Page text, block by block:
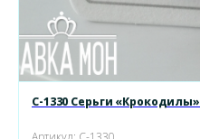
С-1330 Серьги «Крокодилы»